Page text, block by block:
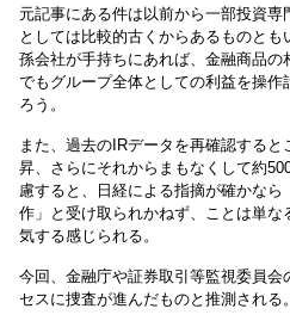
元記事にある件は以前から一部投資
としては比較的古くからあるものと
孫会社が手持ちにあれば、金融商品
でもグループ全体としての利益を操
ろう。
また、過去のIRデータを再確認する
昇、さらにそれからまもなくして約
慮すると、日経による指摘が確かな
作」と受け取られかねず、ことは単
気する感じられる。
今回、金融庁や証券取引等監視委員
セスに捜査が進んだものと推測され